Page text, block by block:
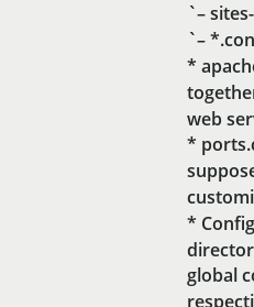
`–
`–
*
web
*
*
global